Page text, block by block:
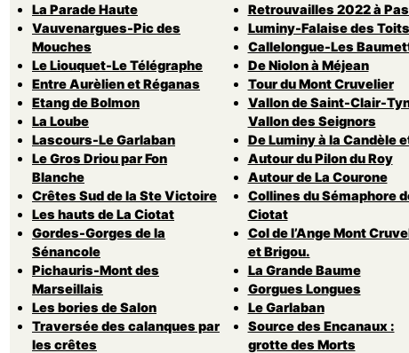
La Parade Haute
Vauvenargues-Pic des
Mouches
Le Liouquet-Le Télégraphe
Entre Aurèlien et Réganas
Etang de Bolmon
La Loube
Lascours-Le Garlaban
Le Gros Driou par Fon
Blanche
Crêtes Sud de la Ste Victoire
Les hauts de La Ciotat
Gordes-Gorges de la
Sénancole
Pichauris-Mont des
Marseillais
Les bories de Salon
Traversée des calanques par
les crêtes
Retrouvailles 2022 à
Luminy-Falaise des Toits
Callelongue-Les
De Niolon à Méjean
Tour du Mont Cruvelier
Vallon de Saint-Clair-
Vallon des Seignors
De Luminy à la Candèle
Autour du Pilon du Roy
Autour de La Courone
Collines du Sémaphore
Ciotat
Col de l’Ange Mont
et Brigou.
La Grande Baume
Gorgues Longues
Le Garlaban
Source des Encanaux :
grotte des Morts